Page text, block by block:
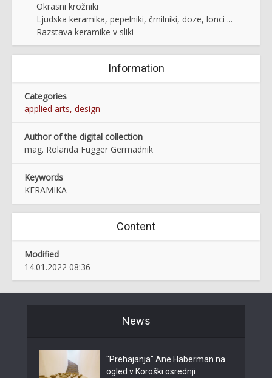
Okrasni krožniki
Ljudska keramika, pepelniki, črnilniki, doze, lonci ...
Razstava keramike v sliki
Information
Categories
applied arts, design
Author of the digital collection
mag. Rolanda Fugger Germadnik
Keywords
KERAMIKA
Content
Modified
14.01.2022 08:36
News
"Prehajanja" Ane Haberman na
ogled v Koroški osrednji